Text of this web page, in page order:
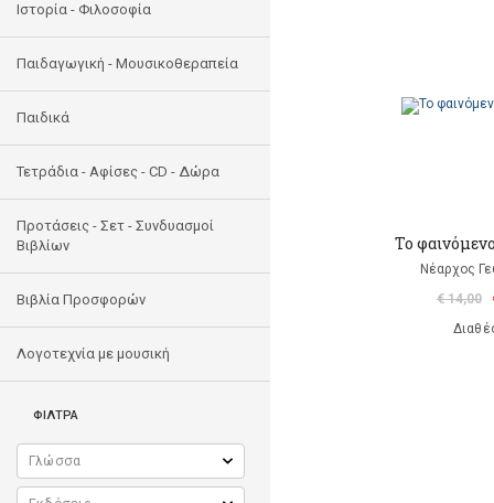
Ιστορία - Φιλοσοφία
Παιδαγωγική - Μουσικοθεραπεία
Παιδικά
Τετράδια - Αφίσες - CD - Δώρα
Προτάσεις - Σετ - Συνδυασμοί
Βιβλίων
Βιβλία Προσφορών
Λογοτεχνία με μουσική
ΦΙΛΤΡΑ
Το
Νέαρχος
€ 14,00